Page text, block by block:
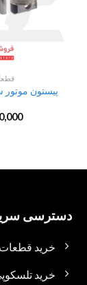
پیستون موتور
دسترسی
خرید قطعات
خرید